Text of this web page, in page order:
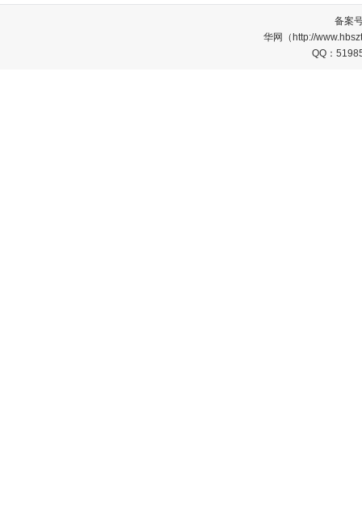
备案
华网（http://
QQ：